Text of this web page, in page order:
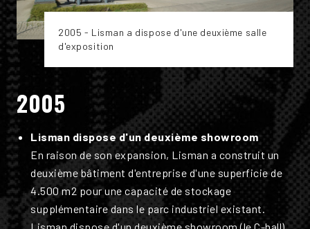
2005 - Lisman a dispose d'une deuxième salle
d'exposition
2005
Lisman dispose d'un deuxième showroom
En raison de son expansion, Lisman a construit un
deuxième bâtiment d'entreprise d'une superficie de
4.500 m2 pour une capacité de stockage
supplémentaire dans le parc industriel existant.